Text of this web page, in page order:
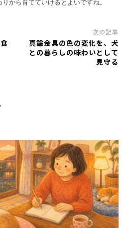
から育てていけるとよいですね。
次の記事
真鍮金具の色の変化を、犬
との暮らしの味わいとして
見守る